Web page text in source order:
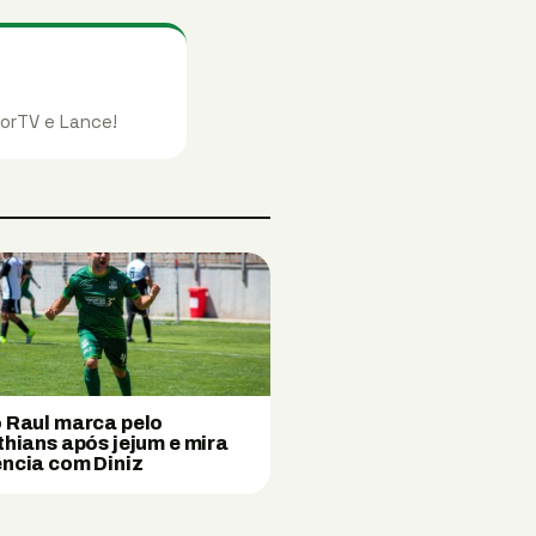
e Lance!
Raul marca pelo
após jejum e mira
com Diniz